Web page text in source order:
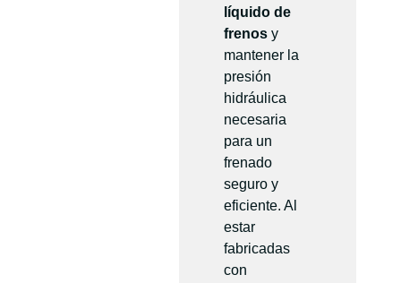
líquido de
frenosy
mantener la
presión
hidráulica
necesaria
para un
frenado
seguro y
eficiente. Al
estar
fabricadas
con